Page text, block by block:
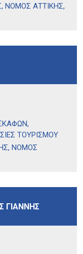
, ΝΟΜΟΣ ΑΤΤΙΚΗΣ,
,
ΤΟΥΡΙΣΜΟΥ
, ΝΟΜΟΣ
ΓΙΑΝΝΗΣ